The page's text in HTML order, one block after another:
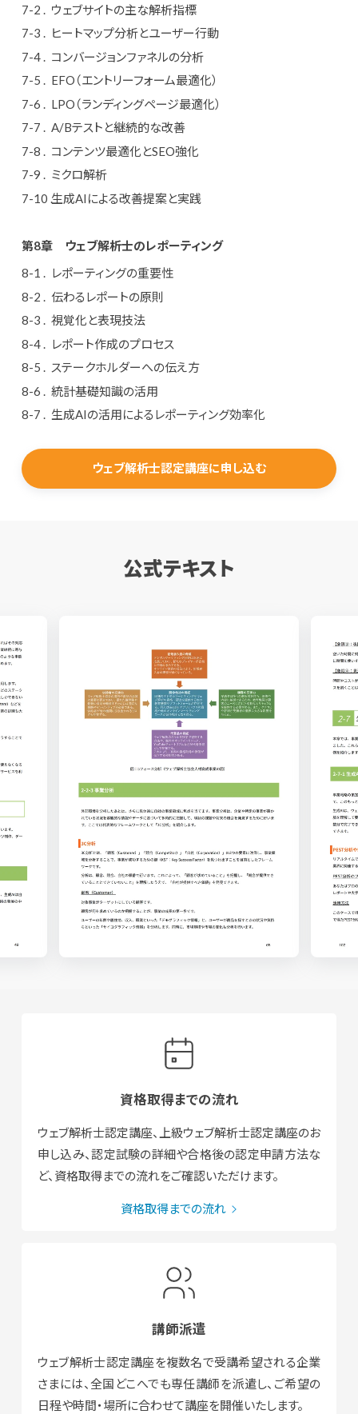
ウェブサイトの主な解析指標
ヒートマップ分析とユーザー行動
コンバージョンファネルの分析
EFO（エントリーフォーム最適化）
LPO（ランディングページ最適化）
A/Bテストと継続的な改善
コンテンツ最適化とSEO強化
ミクロ解析
生成AIによる改善提案と実践
第8章
ウェブ解析士のレポーティング
レポーティングの重要性
伝わるレポートの原則
視覚化と表現技法
レポート作成のプロセス
ステークホルダーへの伝え方
統計基礎知識の活用
生成AIの活用によるレポーティング効率化
ウェブ解析士認定講座に申し込む
公式テキスト
資格取得までの流れ
ウェブ解析士認定講座、上級ウェブ解析士認定講座のお
申し込み、認定試験の詳細や合格後の認定申請方法な
ど、資格取得までの流れをご確認いただけます。
資格取得までの流れ
講師派遣
ウェブ解析士認定講座を複数名で受講希望される企業
さまには、全国どこへでも専任講師を派遣し、ご希望の
日程や時間・場所に合わせて講座を開催いたします。